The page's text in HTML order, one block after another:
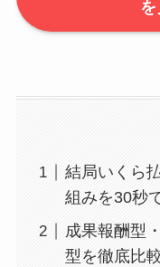
結局いくら
組みを30秒
成果報酬型
型を徹底比